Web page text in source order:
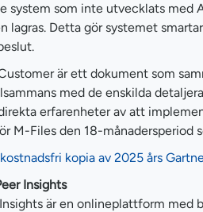
system som inte utvecklats
lagras. Detta gör systemet
är ett dokument som
med de enskilda
erfarenheter av att
M-Files den 18-månadersperiod
kopia av 2025 års
Insights
är en onlineplattform med